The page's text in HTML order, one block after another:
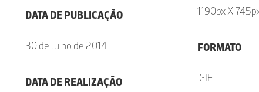
DATA DE PUBLICAÇÃO
30 de Julho de 2014
DATA DE REALIZAÇÃO
1190px X
FORMATO
.GIF